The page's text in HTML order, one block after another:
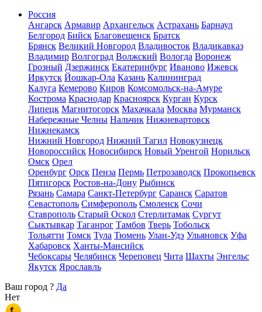
Россия
Ангарск Армавир Архангельск Астрахань Барнаул
Белгород Бийск Благовещенск Братск
Брянск Великий Новгород Владивосток Владикавказ
Владимир Волгоград Волжский Вологда Воронеж
Грозный Дзержинск Екатеринбург Иваново Ижевск
Иркутск Йошкар-Ола Казань Калининград
Калуга Кемерово Киров Комсомольск-на-Амуре
Кострома Краснодар Красноярск Курган Курск
Липецк Магнитогорск Махачкала Москва Мурманск
Набережные Челны Нальчик Нижневартовск
Нижнекамск
Нижний Новгород Нижний Тагил Новокузнецк
Новороссийск Новосибирск Новый Уренгой Норильск
Омск Орел
Оренбург Орск Пенза Пермь Петрозаводск Прокопьевск
Пятигорск Ростов-на-Дону Рыбинск
Рязань Самара Санкт-Петербург Саранск Саратов
Севастополь Симферополь Смоленск Сочи
Ставрополь Старый Оскол Стерлитамак Сургут
Сыктывкар Таганрог Тамбов Тверь Тобольск
Тольятти Томск Тула Тюмень Улан-Удэ Ульяновск Уфа
Хабаровск Ханты-Мансийск
Чебоксары Челябинск Череповец Чита Шахты Энгельс
Якутск Ярославль
Ваш город ? Да
Нет